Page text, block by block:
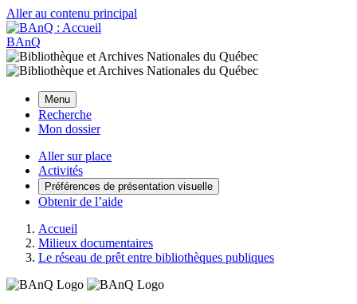
Aller au contenu principal
BAnQ
Menu
Recherche
Mon dossier
Aller sur place
Activités
Préférences de présentation visuelle
Obtenir de l’aide
Accueil
Milieux documentaires
Le réseau de prêt entre bibliothèques publiques